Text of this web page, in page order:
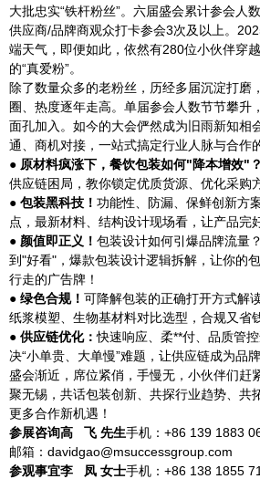
大批忠实“铁杆粉丝”。六届盛会累计参会人
供应商/品牌商观众打卡参会3次及以上。
端天气，即便如此，依然有280位小伙伴穿
的“真爱粉”。
除了数量众多的老粉丝，历经多届沉淀打磨
圈、热度逐年走高。单届参会人数节节攀升
面孔加入。如今的大会俨然成为旧雨新知相
通、商机对接，一站式搞定行业人脉与合作
● 原材料疯涨下，餐饮包装如何"降本增效"？
供应链困局，教你锁定优质货源、优化采购
● 包装黑科技！ 功能性、防漏、保鲜创新方
点，最新材料、结构设计现场看，让产品完
● 颜值即正义！ 包装设计如何引爆品牌流量
到"好看"，爆款包装设计逻辑拆解，让你的
行走的广告牌！
● 绿色合规！ 可降解包装的正确打开方式解
纸浆模塑、生物基材料对比选型，合规又省
● 供应链优化：快速响应、柔**付、品质管
决“小单贵、大单慢”难题，让供应链成为品
盛会渐近，席位紧俏，手慢无，小伙伴们赶
聚无锡，共话包装创新、共探行业趋势、共
更多合作新机遇！
参展咨询高 飞 先生手机：+86 139 1883
邮箱：davidgao@msuccessgroup.com
参观事宜李 凤 女士手机：+86 138 1855